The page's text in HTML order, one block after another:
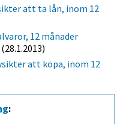
att ta lån, inom 12
12 månader
(28.1.2013)
att köpa, inom 12
: